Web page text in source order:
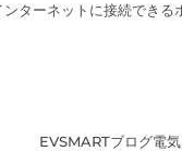
ンターネットに接続できる
EVSMARTブログ電